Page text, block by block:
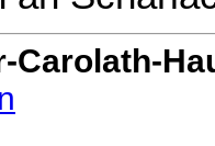
Carolath-